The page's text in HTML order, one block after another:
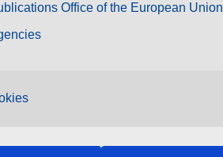
Office of the European Union